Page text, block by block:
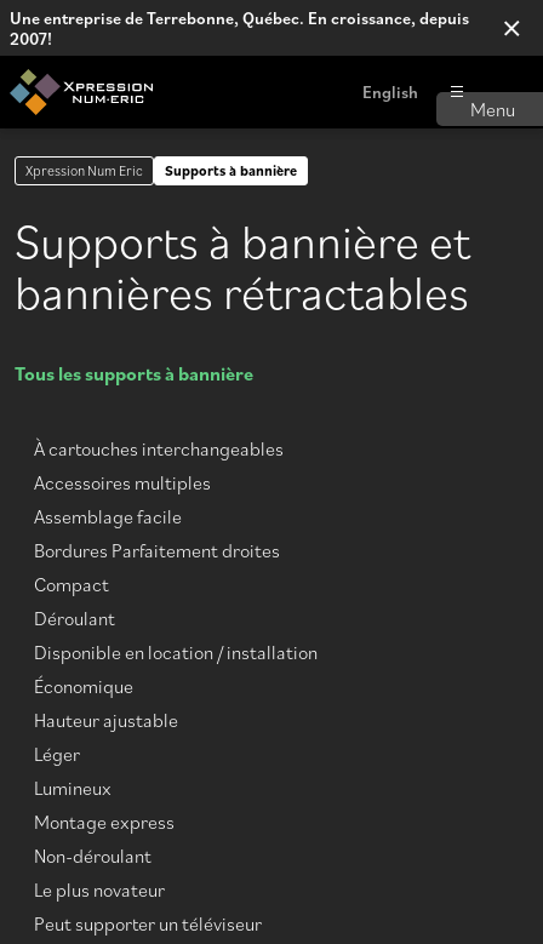
Une entreprise de Terrebonne, Québec. En croissance, depuis
2007!
English
Xpression Num Eric Supports à bannière
Supports à bannière et
bannières rétractables
Tous les supports à bannière
À cartouches interchangeables
Accessoires multiples
Assemblage facile
Bordures Parfaitement droites
Compact
Déroulant
Disponible en location / installation
Économique
Hauteur ajustable
Léger
Lumineux
Montage express
Non-déroulant
Le plus novateur
Peut supporter un téléviseur